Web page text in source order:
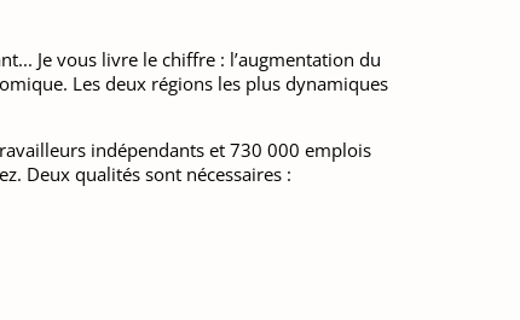
Je vous livre le chiffre : l’augmentation du
Les deux régions les plus dynamiques
indépendants et 730 000 emplois
Deux qualités sont nécessaires :